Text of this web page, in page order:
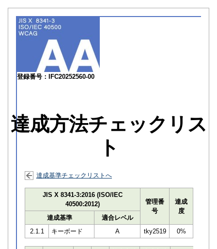
登録番号：IFC20252560-00
達成方法チェックリス
ト
達成基準チェックリストへ
JIS X 8341-3:2016 (ISO/IEC
40500:2012)
管理番
号
達成
度
達成基準
適合レベル
2.1.1
キーボード A tky2519 0%